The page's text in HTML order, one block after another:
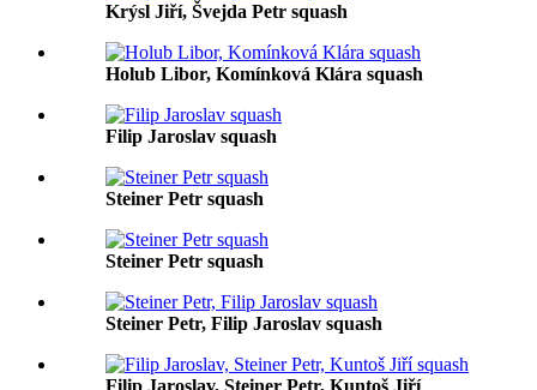
Krýsl Jiří, Švejda Petr squash
Holub Libor, Komínková Klára squash
Filip Jaroslav squash
Steiner Petr squash
Steiner Petr squash
Steiner Petr, Filip Jaroslav squash
Filip Jaroslav, Steiner Petr, Kuntoš Jiří